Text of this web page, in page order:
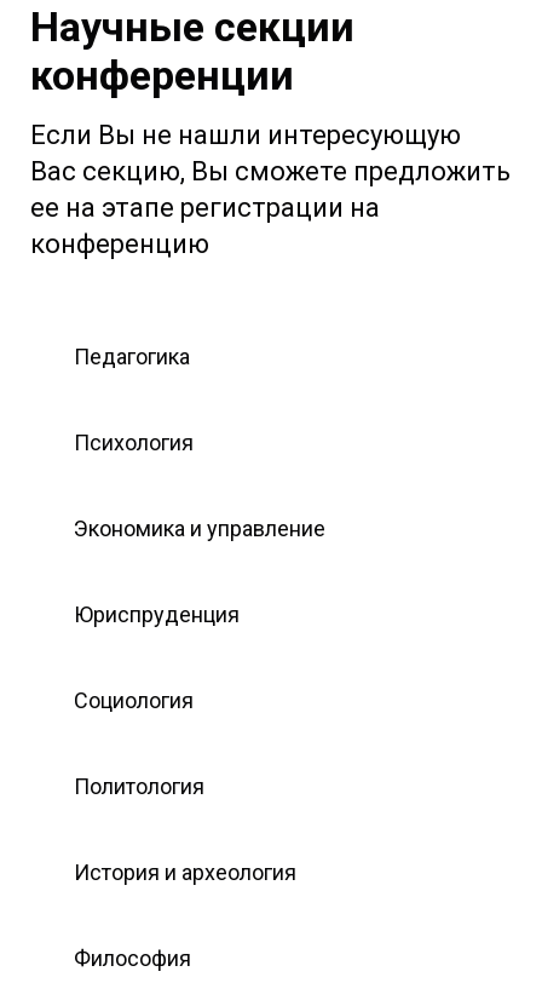
Научные секции
конференции
Если Вы не нашли интересующую
Вас секцию, Вы сможете предложить
ее на этапе регистрации на
конференцию
Педагогика
Психология
Экономика и управление
Юриспруденция
Социология
Политология
История и археология
Философия